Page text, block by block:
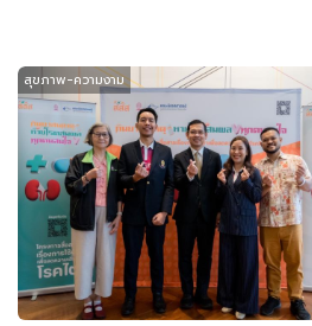
สุขภาพ-ความงาม